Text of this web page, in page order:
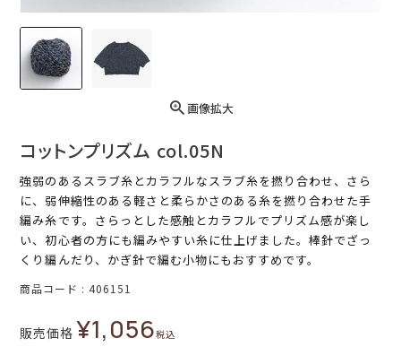
画像拡大
コットンプリズム col.05N
強弱のあるスラブ糸とカラフルなスラブ糸を撚り合わせ、さら
に、弱伸縮性のある軽さと柔らかさのある糸を撚り合わせた手
編み糸です。さらっとした感触とカラフルでプリズム感が楽し
い、初心者の方にも編みやすい糸に仕上げました。棒針でざっ
くり編んだり、かぎ針で編む小物にもおすすめです。
商品コード 406151
販売価格 ¥1,056税込